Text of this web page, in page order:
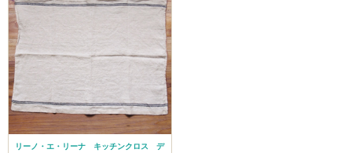
リーノ・エ・リーナ キッチンクロス デ